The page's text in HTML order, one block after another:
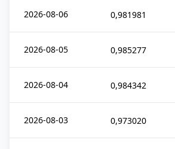
2026-08-06 0,981981
2026-08-05 0,985277
2026-08-04 0,984342
2026-08-03 0,973020